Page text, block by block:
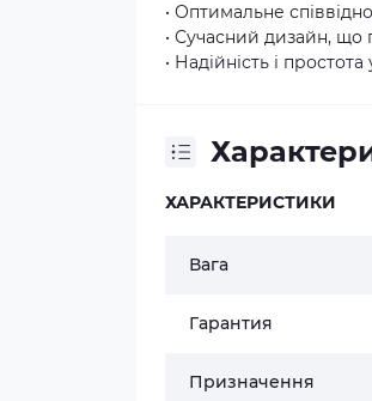
• Оптимальне
• Сучасний дизайн, що
• Надійність і
ХАРАКТЕРИСТИКИ
Вага
Гарантия
Призначення